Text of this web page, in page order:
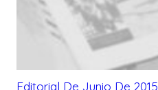
Editorial De Junio De 2015